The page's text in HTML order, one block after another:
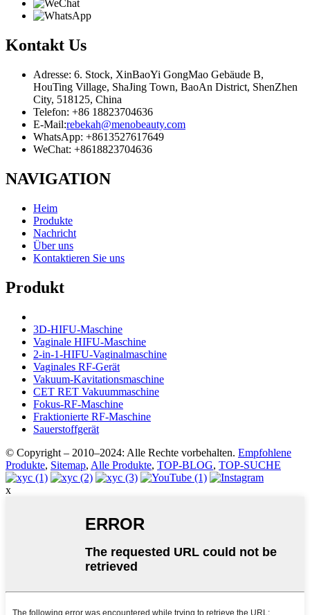
Kontakt Us
Adresse: 6. Stock, XinBaoYi GongMao Gebäude B,
HouTing Village, ShaJing Town, BaoAn District, ShenZhen
City, 518125, China
Telefon: +86 18823704636
E-Mail:rebekah@menobeauty.com
WhatsApp: +8613527617649
WeChat: +8618823704636
NAVIGATION
Heim
Produkte
Nachricht
Über uns
Kontaktieren Sie uns
Produkt
3D-HIFU-Maschine
Vaginale HIFU-Maschine
2-in-1-HIFU-Vaginalmaschine
Vaginales RF-Gerät
Vakuum-Kavitationsmaschine
CET RET Vakuummaschine
Fokus-RF-Maschine
Fraktionierte RF-Maschine
Sauerstoffgerät
© Copyright – 2010–2024: Alle Rechte vorbehalten. Empfohlene
Produkte, Sitemap, Alle Produkte, TOP-BLOG, TOP-SUCHE
x